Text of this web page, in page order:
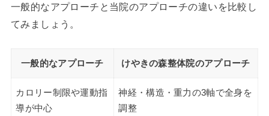
一般的なアプローチと当院のアプローチの違いを比較し
てみましょう。
一般的なアプローチ けやきの森整体院のアプローチ
カロリー制限や運動指
導が中心
神経・構造・重力の3軸で全身を
調整